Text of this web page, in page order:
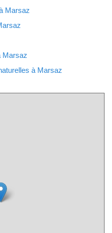
Marsaz
Marsaz
à Marsaz